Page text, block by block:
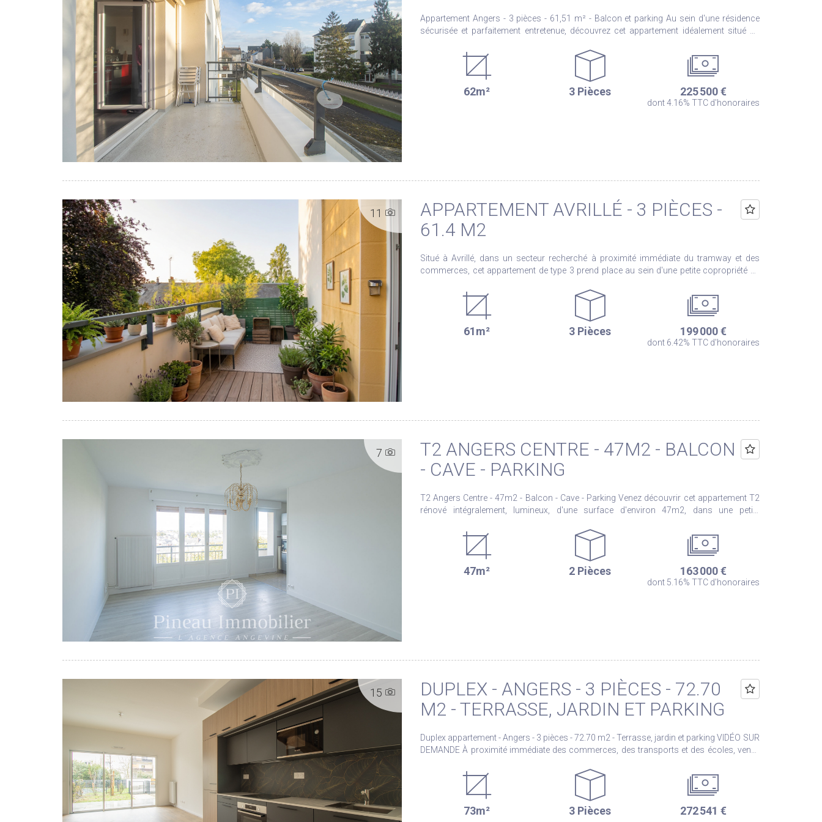
Appartement Angers - 3 pièces - 61,51 m² - Balcon et parking Au sein d'une résidence
sécurisée et parfaitement entretenue, découvrez cet appartement idéalement situé au
des transports (500m du tramway). L'appartement se compose d'une entrée, d'un séjour
lumineux et convivial avec cuisine aménagée et équipée, de deux chambres avec
rangements, d'une pièce de rangement, ainsi que d'une salle d'eau et de WC séparés. Un
balcon et un stationnement en sous-sol vient compléter ce bien. Situé en retrait de la
résidence, l'appartement offre un cadre calme, permettant au balcon de bénéficier d'une
62m² 3 Pièces 225 500 €
dont 4.16% TTC d'honoraires
11
APPARTEMENT AVRILLÉ - 3 PIÈCES -
61.4 M2
Situé à Avrillé, dans un secteur recherché à proximité immédiate du tramway et des
commerces, cet appartement de type 3 prend place au sein d'une petite copropriété en
bien est également conforme aux normes PMR (personnes à mobilité réduite).
L'appartement se compose d'une entrée avec placard intégré, idéale pour le rangement,
d'un séjour avec cuisine ouverte créant un espace de vie convivial et fonctionnel,
prolongé par un balcon exposé sud-ouest bénéficiant d'une vue sur un environnement
61m² 3 Pièces 199 000 €
dont 6.42% TTC d'honoraires
7
T2 ANGERS CENTRE - 47M2 - BALCON
- CAVE - PARKING
T2 Angers Centre - 47m2 - Balcon - Cave - Parking Venez découvrir cet appartement T2
rénové intégralement, lumineux, d'une surface d'environ 47m2, dans une petite
lumineuse donnant sur le balcon, une cuisine aménagée et équipée, une chambre, une
salle de bain avec un WC. Vous serez conquis par son emplacement ainsi que sa vue
panoramique sur la ville. Une cave ainsi qu'une place de parking en extérieur est vendu
avec le bien. Situé à proximité des direct des transports en commun et des commerces47m² 2 Pièces 163 000 €
dont 5.16% TTC d'honoraires
15
DUPLEX - ANGERS - 3 PIÈCES - 72.70
M2 - TERRASSE, JARDIN ET PARKING
Duplex appartement - Angers - 3 pièces - 72.70 m2 - Terrasse, jardin et parking VIDÉO SUR
DEMANDE À proximité immédiate des commerces, des transports et des écoles, venez
bénéficie de FRAIS DE NOTAIRE RÉDUITS Le rez-de-chaussée propose une entrée ouvrant
sur une vaste pièce de vie baignée de lumière, comprenant un salon-séjour sur parquet
ainsi qu'une cuisine aménagée et entièrement équipée. À l'étage, un palier dessert deux
chambres ainsi qu'une salle d'eau avec WC. À l'extérieur, vous profiterez d'un espace
73m² 3 Pièces 272 541 €